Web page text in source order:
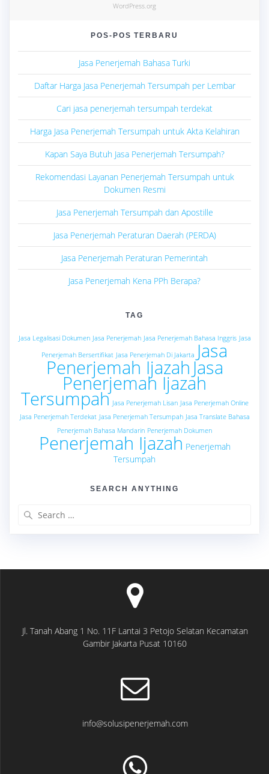
WordPress.org
POS-POS TERBARU
Jasa Penerjemah Bahasa Turki
Daftar Harga Jasa Penerjemah Tersumpah per Lembar
Cari jasa penerjemah tersumpah terdekat
Harga Jasa Penerjemah Tersumpah untuk Akta Kelahiran
Kapan Saya Butuh Jasa Penerjemah Tersumpah?
Rekomendasi Layanan Penerjemah Tersumpah untuk
Dokumen Resmi
Jasa Penerjemah Tersumpah dan Apostille
Jasa Penerjemah Peraturan Daerah (PERDA)
Jasa Penerjemah Peraturan Pemerintah
Jasa Penerjemah Kena PPh Berapa?
TAG
Jasa Legalisasi Dokumen Jasa Penerjemah Jasa Penerjemah Bahasa Inggris Jasa
Penerjemah Bersertifikat Jasa Penerjemah Di Jakarta Jasa
Penerjemah Ijazah Jasa
Penerjemah Ijazah
Tersumpah Jasa Penerjemah Lisan Jasa Penerjemah Online
Jasa Penerjemah Terdekat Jasa Penerjemah Tersumpah Jasa Translate Bahasa
Penerjemah Bahasa Mandarin Penerjemah Dokumen
Penerjemah Ijazah Penerjemah
Tersumpah
SEARCH ANYTHING
Jl. Tanah Abang 1 No. 11F Lantai 3 Petojo Selatan Kecamatan
Gambir Jakarta Pusat 10160
info@solusipenerjemah.com